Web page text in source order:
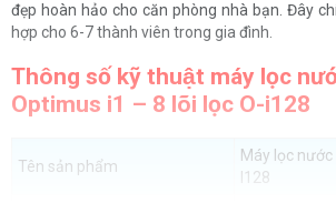
đẹp hoàn hảo cho căn phòng nhà bạn. Đây
hợp cho 6-7 thành viên trong gia đình.
Thông số kỹ thuật máy lọc
Optimus i1 – 8 lõi lọc O-i128
Tên sản phẩm
Máy lọc
I128